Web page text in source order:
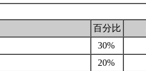
百分比
30%
20%